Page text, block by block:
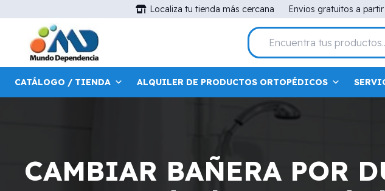
Localiza tu tienda más cercana Envios gratuitos a
CATÁLOGO / TIENDA ALQUILER DE PRODUCTOS ORTOPÉDICOS
CAMBIAR BAÑERA POR